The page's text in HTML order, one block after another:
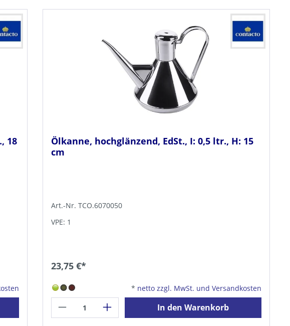
18
Ölkanne, hochglänzend, EdSt., I: 0,5 ltr., H: 15
cm
Art.-Nr. TCO.6070050
VPE: 1
23,75 €*
* netto zzgl. MwSt. und Versandkosten
In den Warenkorb